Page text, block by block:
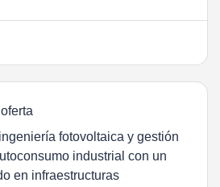
fotovoltaica y gestión
industrial con un
en infraestructuras